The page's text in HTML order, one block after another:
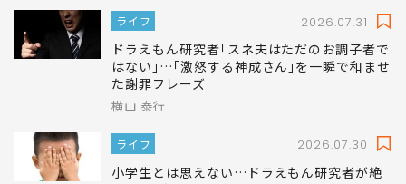
ライフ 2026.07.31
ドラえもん研究者｢スネ夫はただのお調子者で
はない｣…｢激怒する神成さん｣を一瞬で和ませ
た謝罪フレーズ
横山 泰行
ライフ 2026.07.30
小学生とは思えない…ドラえもん研究者が絶